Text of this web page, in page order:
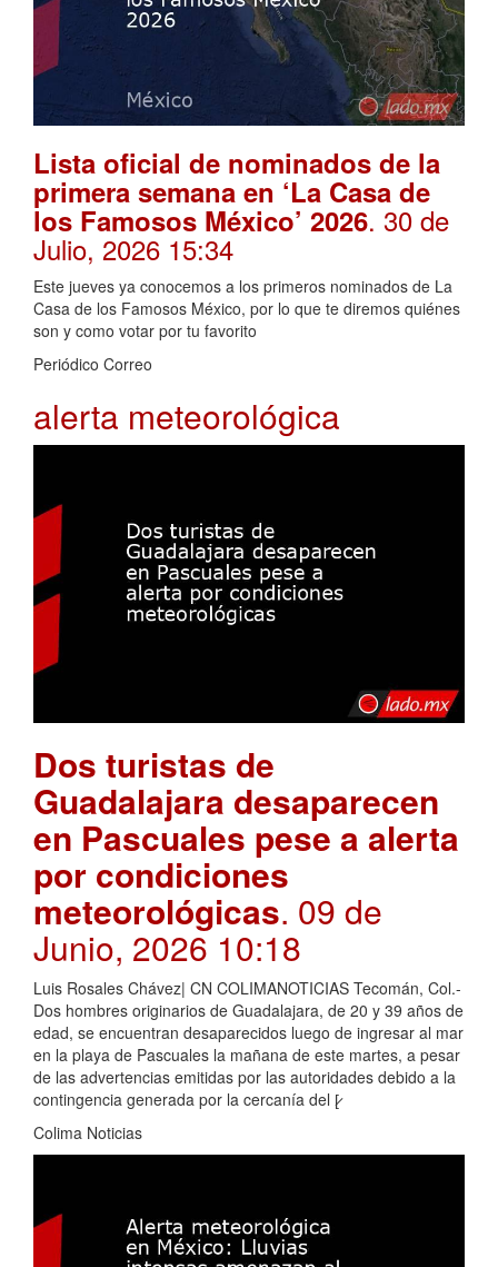
Lista oficial de nominados de la
primera semana en ‘La Casa de
los Famosos México’ 2026. 30 de
Julio, 2026 15:34
Este jueves ya conocemos a los primeros nominados de La
Casa de los Famosos México, por lo que te diremos quiénes
son y como votar por tu favorito
Periódico Correo
alerta meteorológica
Dos turistas de
Guadalajara desaparecen
en Pascuales pese a alerta
por condiciones
meteorológicas. 09 de
Junio, 2026 10:18
Luis Rosales Chávez| CN COLIMANOTICIAS Tecomán, Col.-
Dos hombres originarios de Guadalajara, de 20 y 39 años de
edad, se encuentran desaparecidos luego de ingresar al mar
en la playa de Pascuales la mañana de este martes, a pesar
de las advertencias emitidas por las autoridades debido a la
contingencia generada por la cercanía del [̷
Colima Noticias